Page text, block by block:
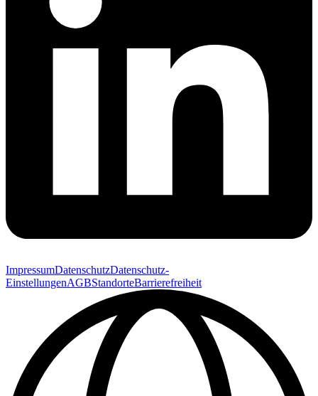
ImpressumDatenschutzDatenschutz-
EinstellungenAGBStandorteBarrierefreiheit